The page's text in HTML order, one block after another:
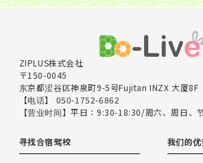
ZIPLUS株式会社
〒150-0045
东京都涩谷区神泉町9-5号Fujitan INZX 大厦8F
【电话】 050-1752-6862
【营业时间】平日：9:30-18:30/周六、周日、
寻找合宿驾校 我们的